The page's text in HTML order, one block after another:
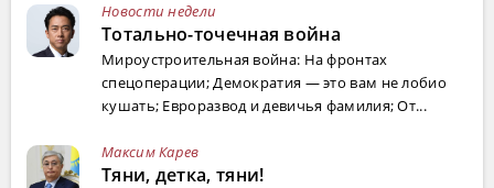
Новости недели
Тотально-точечная война
Мироустроительная война: На фронтах
спецоперации; Демократия — это вам не лобио
кушать; Евроразвод и девичья фамилия; От...
Максим Карев
Тяни, детка, тяни!